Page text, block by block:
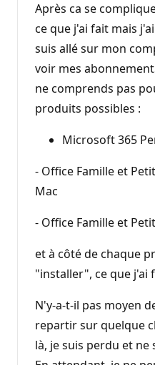
Après ca se
ce que j'ai fait mais
suis allé sur mon
voir mes
ne comprends pas
produits possibles :
Microsoft 365
- Office Famille et
Mac
- Office Famille et
et à côté de chaque
"installer", ce que j'ai
N'y-a-t-il pas moyen
repartir sur quelque
là, je suis perdu et